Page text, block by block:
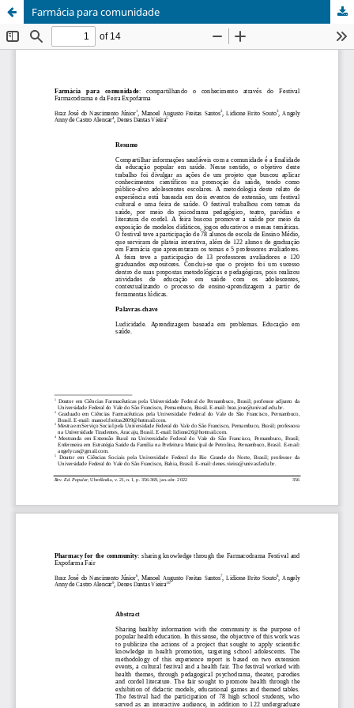
Farmácia para comunidade